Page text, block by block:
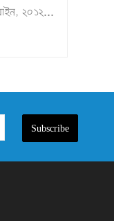
ভ্যাট ও সম্পূরক শুল্ক আইন, ২০১২ এবং ভ্যাট ও সম্পূরক শুল্ক বিধিমালা, ২০১৬"
Subscribe